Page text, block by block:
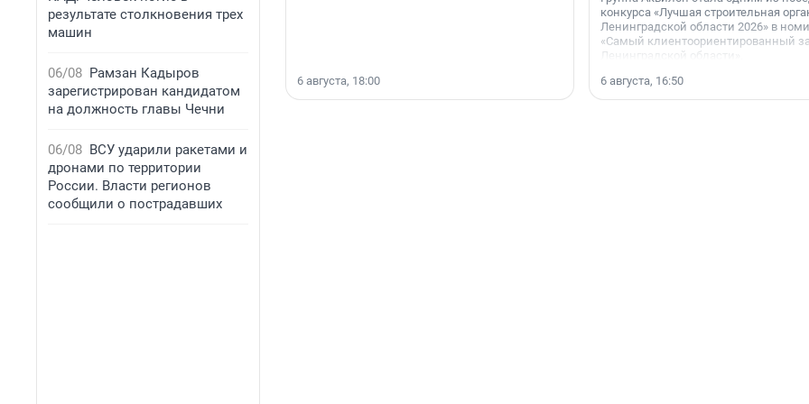
результате столкновения трех
машин
06/08 Рамзан Кадыров
зарегистрирован кандидатом
на должность главы Чечни
06/08 ВСУ ударили ракетами и
дронами по территории
России. Власти регионов
сообщили о пострадавших
6 августа, 18:00
конкурса «Лучшая строительная
Ленинградской области 2026» в
«Самый клиентоориентированный
Ленинградской области».
6 августа, 16:50